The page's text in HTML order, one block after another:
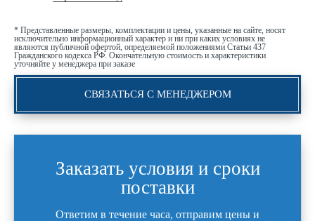
* Представленные размеры, комплектации и цены, указанные на сайте, носят
исключительно информационный характер и ни при каких условиях не
являются публичной офертой, определяемой положениями Статьи 437
Гражданского кодекса РФ. Окончательную стоимость и характеристики
уточняйте у менеджера при заказе
СВЯЗАТЬСЯ С МЕНЕДЖЕРОМ
Заказать условия и сроки
поставки
Ответим в течение часа, отправим цены и